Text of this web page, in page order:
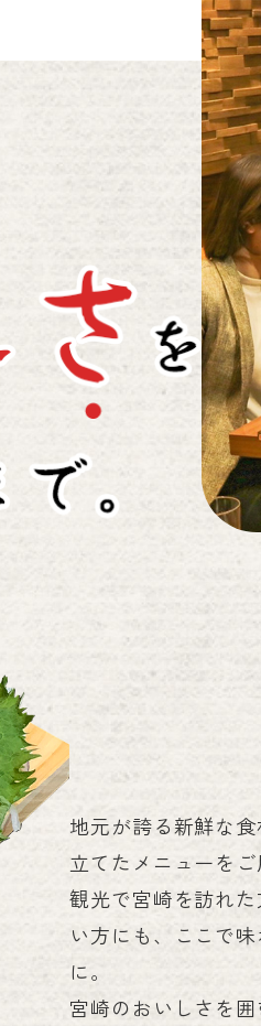
地元が誇る新鮮な
立てたメニューをご
観光で宮崎を訪れ
い方にも、ここで
に。
宮崎のおいしさを